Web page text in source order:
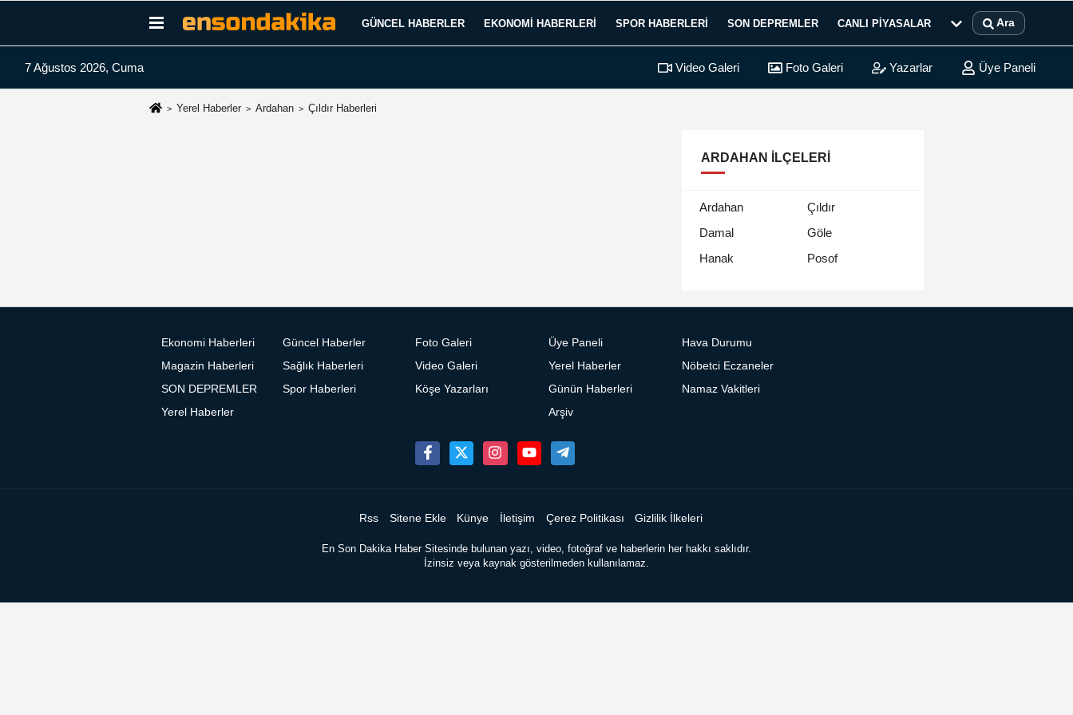
GÜNCEL HABERLER EKONOMI HABERLERI SPOR HABERLERI SON DEPREMLER CANLI PIYASALAR Ara
7 Ağustos 2026, Cuma Video Galeri Foto Galeri Yazarlar Üye Paneli
Yerel Haberler Ardahan Çıldır Haberleri
ARDAHAN İLÇELERI
Ardahan
Çıldır
Damal
Göle
Hanak
Posof
Ekonomi Haberleri
Güncel Haberler
Magazin Haberleri
Sağlık Haberleri
SON DEPREMLER
Spor Haberleri
Yerel Haberler
Foto Galeri
Video Galeri
Köşe Yazarları
Üye Paneli
Yerel Haberler
Günün Haberleri
Arşiv
Hava Durumu
Nöbetci Eczaneler
Namaz Vakitleri
Rss Sitene Ekle Künye İletişim Çerez Politikası Gizlilik İlkeleri
En Son Dakika Haber Sitesinde bulunan yazı, video, fotoğraf ve haberlerin her hakkı saklıdır.
İzinsiz veya kaynak gösterilmeden kullanılamaz.